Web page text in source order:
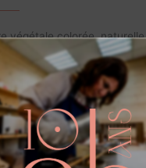
végétale colorée,
cm
pochon en organza bleu
environ